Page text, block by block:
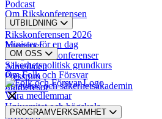
Podcast
Artiklar
Intervjuer
Almedalen
Studieresor
Om Rikskonferensen
Rikskonferensen 2026
Tidigare rikskonferenser
Pressrum
UTBILDNING
Minister för en dag
Säkerhetspolitisk grundkurs
Försvars- och säkerhetsakademin
Universitet och högskola
OM OSS
Om Folk och Försvar
Våra medlemmar
Styrelsen
PROGRAMVERKSAMHET